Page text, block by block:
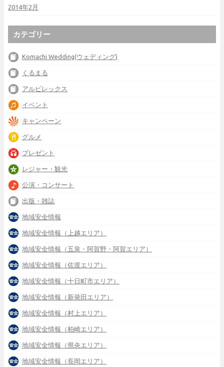
2014年2月
カテゴリー
Komachi Wedding(ウェディング)
くるまる
アルビレックス
イベント
キャンペーン
グルメ
プレゼント
レジャー・観光
公演・コンサート
出版・雑誌
地域安全情報
地域安全情報（上越エリア）
地域安全情報（五泉・阿賀野・阿賀エリア）
地域安全情報（佐渡エリア）
地域安全情報（十日町市エリア）
地域安全情報（新発田エリア）
地域安全情報（村上エリア）
地域安全情報（柏崎エリア）
地域安全情報（県央エリア）
地域安全情報（長岡エリア）